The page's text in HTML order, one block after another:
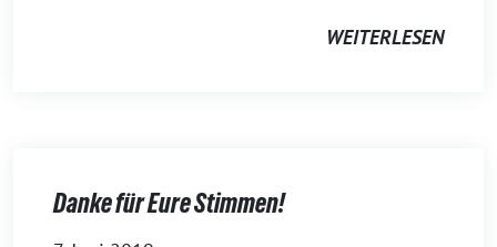
WEITERLESEN
Danke für Eure Stimmen!